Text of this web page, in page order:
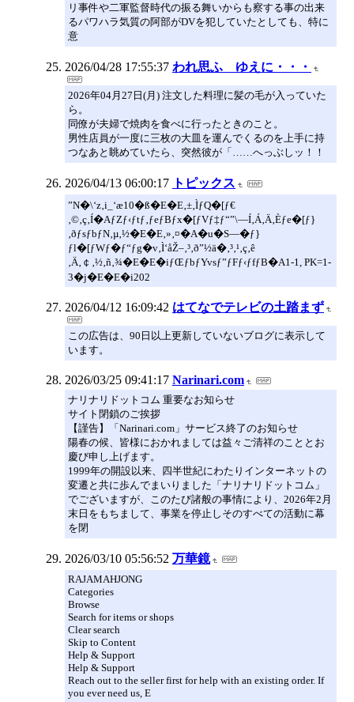
リ事件や二軍監督時代の振る舞いからも察する事の出来
るパワハラ気質の阿部がDVを犯していたとしても、特に
意
2026/04/28 17:55:37 われ思ふ ゆえに・・・
2026年04月27日(月) 注文した料理に髪の毛が入っていた
ら。
同僚が夫婦で焼肉を食べに行ったときのこと。
男性店員が一度に三枚の大皿を運んでくるのを上手に持
つなあと眺めていたら、突然彼が「……へっぶしッ！！
2026/04/13 06:00:17 トピックス
”N�\‘z‚i_‘æ10�ß�E�E‚±‚ÌƒQ�[ƒ€
‚©‚ç‚Í�AƒZƒ‹ƒtƒ‚ƒeƒBƒx�[ƒVƒ‡ƒ“”\—Í‚Á‚Ä‚Èƒe�[ƒ}
‚ðƒsƒbƒN‚µ‚½�E�E‚»‚¤�A�u�S—�ƒ}
ƒl�[ƒWƒ�ƒ“ƒg�v‚Ì‘åŽ–‚³‚ð”½ä�‚³‚¹‚ç‚ê
‚Ä‚￠‚½‚ñ‚¾�E�E�iƒŒƒbƒYvsƒ”ƒFƒ‹ƒfƒB�A1-1, PK=1-
3�j�E�E�i202
2026/04/12 16:09:42 はてなでテレビの土踏まず
この広告は、90日以上更新していないブログに表示して
います。
2026/03/25 09:41:17 Narinari.com
ナリナリドットコム 重要なお知らせ
サイト閉鎖のご挨拶
【謹告】「Narinari.com」サービス終了のお知らせ
陽春の候、皆様におかれましては益々ご清祥のこととお
慶び申し上げます。
1999年の開設以来、四半世紀にわたりインターネットの
変遷と共に歩んでまいりました「ナリナリドットコム」
でございますが、このたび諸般の事情により、2026年2月
末日をもちまして、事業を停止しそのすべての活動に幕
を閉
2026/03/10 05:56:52 万華鏡
RAJAMAHJONG
Categories
Browse
Search for items or shops
Clear search
Skip to Content
Help & Support
Help & Support
Reach out to the seller first for help with an existing order. If
you ever need us, E